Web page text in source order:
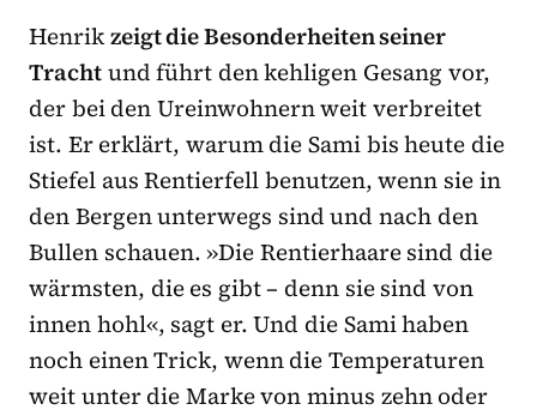
Henrikzeigt die Besonderheiten seiner
Trachtund führt den kehligen Gesang vor,
der bei den Ureinwohnern weit verbreitet
ist. Er erklärt, warum die Sami bis heute die
Stiefel aus Rentierfell benutzen, wenn sie in
den Bergen unterwegs sind und nach den
Bullen schauen. »Die Rentierhaare sind die
wärmsten, die es gibt – denn sie sind von
innen hohl«, sagt er. Und die Sami haben
noch einen Trick, wenn die Temperaturen
weit unter die Marke von minus zehn oder